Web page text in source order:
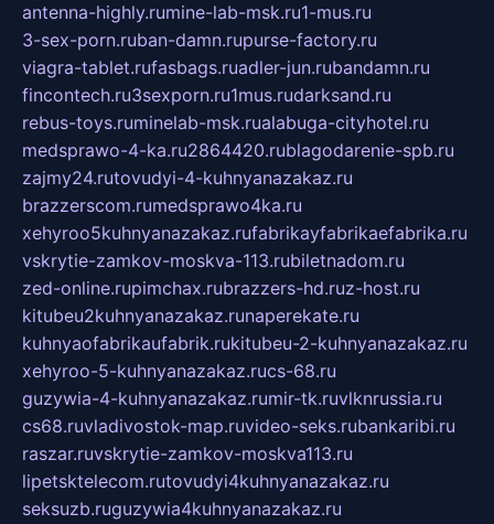
antenna-highly.rumine-lab-msk.ru1-mus.ru
3-sex-porn.ruban-damn.rupurse-factory.ru
viagra-tablet.rufasbags.ruadler-jun.rubandamn.ru
fincontech.ru3sexporn.ru1mus.rudarksand.ru
rebus-toys.ruminelab-msk.rualabuga-cityhotel.ru
medsprawo-4-ka.ru2864420.rublagodarenie-spb.ru
zajmy24.rutovudyi-4-kuhnyanazakaz.ru
brazzerscom.rumedsprawo4ka.ru
xehyroo5kuhnyanazakaz.rufabrikayfabrikaefabrika.ru
vskrytie-zamkov-moskva-113.rubiletnadom.ru
zed-online.rupimchax.rubrazzers-hd.ruz-host.ru
kitubeu2kuhnyanazakaz.runaperekate.ru
kuhnyaofabrikaufabrik.rukitubeu-2-kuhnyanazakaz.ru
xehyroo-5-kuhnyanazakaz.rucs-68.ru
guzywia-4-kuhnyanazakaz.rumir-tk.ruvlknrussia.ru
cs68.ruvladivostok-map.ruvideo-seks.rubankaribi.ru
raszar.ruvskrytie-zamkov-moskva113.ru
lipetsktelecom.rutovudyi4kuhnyanazakaz.ru
seksuzb.ruguzywia4kuhnyanazakaz.ru